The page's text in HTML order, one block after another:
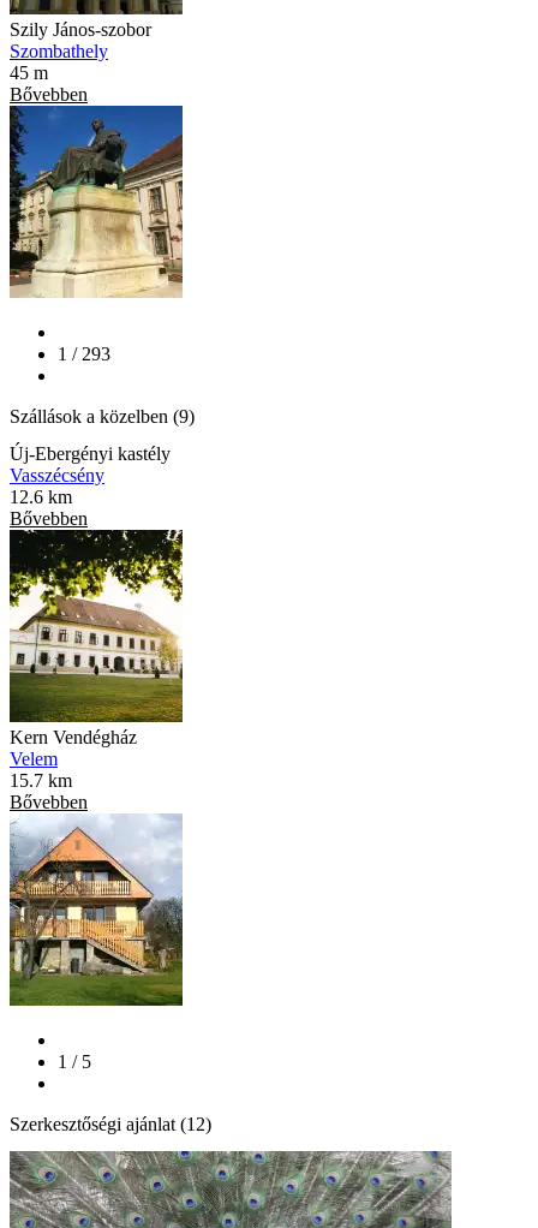
Szily János-szobor
Szombathely
45 m
Bővebben
1 / 293
Szállások a közelben (9)
Új-Ebergényi kastély
Vasszécsény
12.6 km
Bővebben
Kern Vendégház
Velem
15.7 km
Bővebben
1 / 5
Szerkesztőségi ajánlat (12)